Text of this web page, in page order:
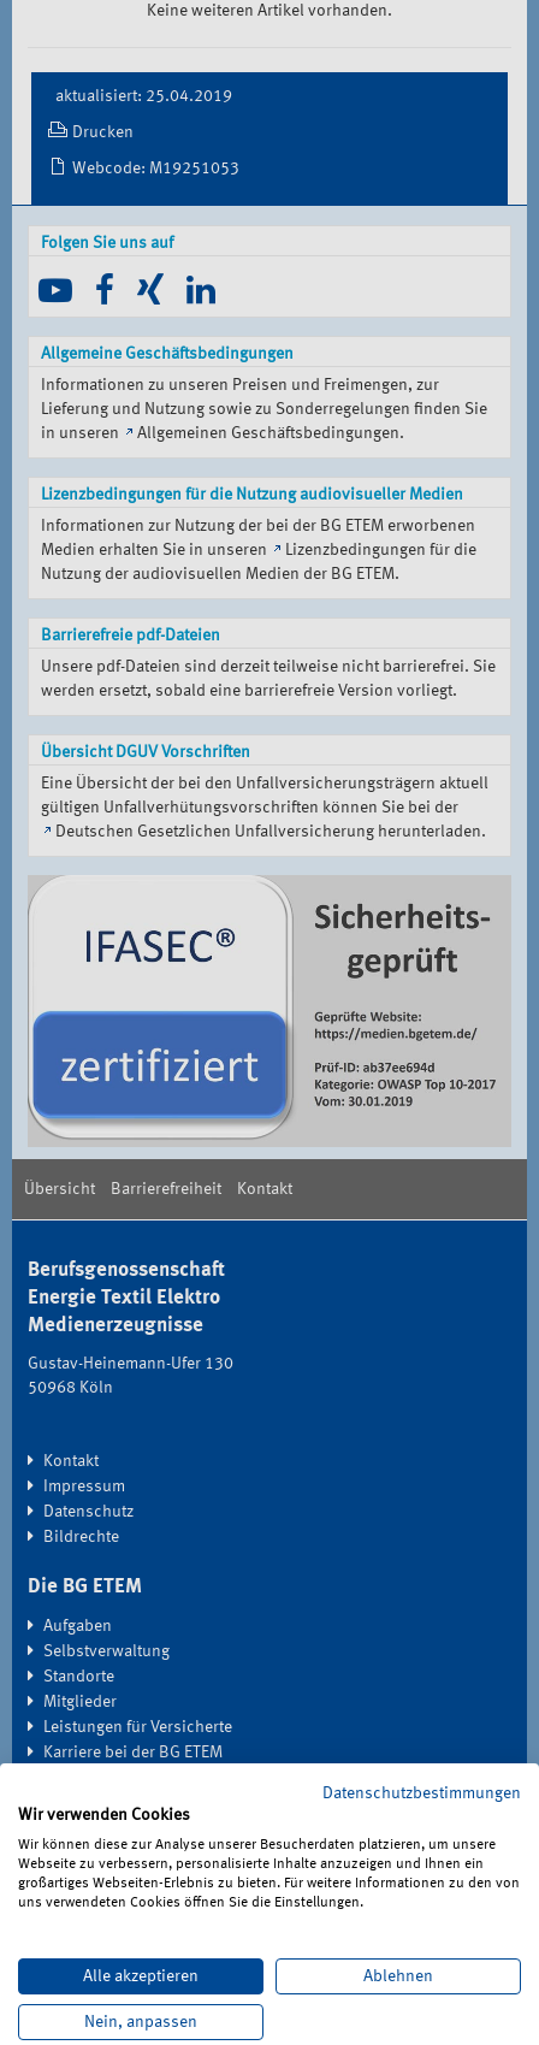
Keine weiteren Artikel vorhanden.
Document
aktualisiert: 25.04.2019
Drucken
Webcode: M19251053
Folgen Sie uns auf
Allgemeine Geschäftsbedingungen
Informationen zu unseren Preisen und Freimengen, zur
Lieferung und Nutzung sowie zu Sonderregelungen finden Sie
in unseren
Allgemeinen Geschäftsbedingungen.
Lizenzbedingungen für die Nutzung audiovisueller Medien
Informationen zur Nutzung der bei der BG ETEM erworbenen
Medien erhalten Sie in unseren
Lizenzbedingungen für die
Nutzung der audiovisuellen Medien der BG ETEM.
Barrierefreie pdf-Dateien
Unsere pdf-Dateien sind derzeit teilweise nicht barrierefrei. Sie
werden ersetzt, sobald eine barrierefreie Version vorliegt.
Übersicht DGUV Vorschriften
Eine Übersicht der bei den Unfallversicherungsträgern aktuell
gültigen Unfallverhütungsvorschriften können Sie bei der
Deutschen Gesetzlichen Unfallversicherung herunterladen.
Übersicht Barrierefreiheit Kontakt
Berufsgenossenschaft
Energie Textil Elektro
Medienerzeugnisse
Gustav-Heinemann-Ufer 130
50968 Köln
Kontakt
Impressum
Datenschutz
Bildrechte
Die BG ETEM
Aufgaben
Selbstverwaltung
Standorte
Mitglieder
Leistungen für Versicherte
Karriere bei der BG ETEM
Medien
Haben Sie Fragen?
Hier finden Sie Ihre Ansprechperson für Rehabilitation und
Entschädigung, Prävention sowie Fragen zu Mitgliedschaft und
Datenschutzbestimmungen
Wir verwenden Cookies
Wir können diese zur Analyse unserer Besucherdaten platzieren, um unsere
Webseite zu verbessern, personalisierte Inhalte anzuzeigen und Ihnen ein
großartiges Webseiten-Erlebnis zu bieten. Für weitere Informationen zu den von
uns verwendeten Cookies öffnen Sie die Einstellungen.
Alle akzeptieren Ablehnen
Nein, anpassen